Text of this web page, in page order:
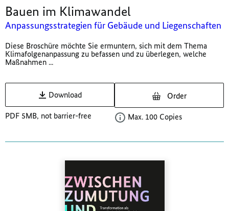
Bauen im Klimawandel
Anpassungsstrategien für Gebäude und Liegenschaften
Diese Broschüre möchte Sie ermuntern, sich mit dem Thema
Klimafolgenanpassung zu befassen und zu überlegen, welche
Maßnahmen ...
Download
PDF 5MB, not barrier-free
Order
Max. 100 Copies